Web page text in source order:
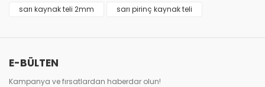
Ürün fiyatı diğer sitelerden daha pahalı.
sarı kaynak teli 2mm
sarı pirinç kaynak teli
E-BÜLTEN
Kampanya ve fırsatlardan haberdar olun!